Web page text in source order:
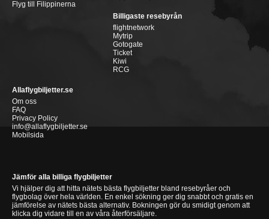
Flyg till Filippinerna
Billigaste resebyrån
flightnetwork
Mytrip
Gotogate
Ticket
Kiwi
RCG
Allaflygbiljetter.se
Om oss
FAQ
Privacy Policy
info@allaflygbiljetter.se
Mobilsida
Jämför alla billiga flygbiljetter
Vi hjälper dig att hitta nätets bästa flygbiljetter bland resebyråer och
flygbolag över hela världen. En enkel sökning ger dig snabbt och gratis en
jämförelse av nätets bästa alternativ. Bokningen gör du smidigt genom att
klicka dig vidare till en av våra återförsäljare.